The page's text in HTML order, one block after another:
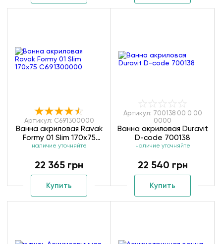
Артикул: C691300000
Ванна акриловая Ravak
Formy 01 Slim 170x75
C691300000
наличие уточняйте
22 365 грн
Купить
Артикул: 700138 00 0 00
0000
Ванна акриловая Duravit
D-code 700138
наличие уточняйте
22 540 грн
Купить